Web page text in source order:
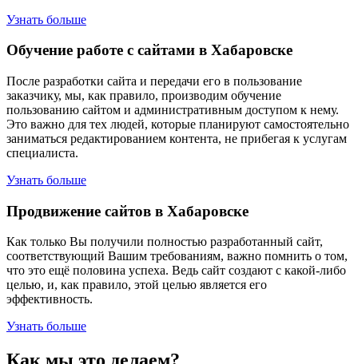
Узнать больше
Обучение работе с сайтами в Хабаровске
После разработки сайта и передачи его в пользование
заказчику, мы, как правило, производим обучение
пользованию сайтом и административным доступом к нему.
Это важно для тех людей, которые планируют самостоятельно
заниматься редактированием контента, не прибегая к услугам
специалиста.
Узнать больше
Продвижение сайтов в Хабаровске
Как только Вы получили полностью разработанный сайт,
соответствующий Вашим требованиям, важно помнить о том,
что это ещё половина успеха. Ведь сайт создают с какой-либо
целью, и, как правило, этой целью является его
эффективность.
Узнать больше